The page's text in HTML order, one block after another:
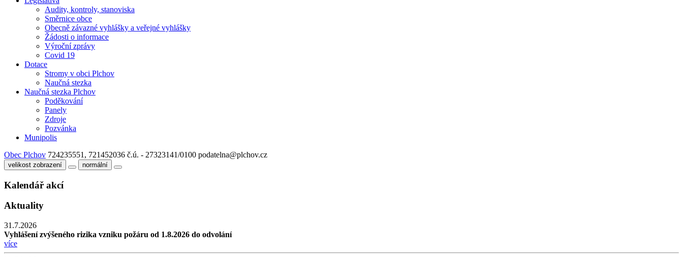
Audity, kontroly, stanoviska
Směrnice obce
Obecně závazné vyhlášky a veřejné vyhlášky
Žádosti o informace
Výroční zprávy
Covid 19
Dotace
Stromy v obci Plchov
Naučná stezka
Naučná stezka Plchov
Poděkování
Panely
Zdroje
Pozvánka
Munipolis
Obec Plchov 724235551, 721452036 č.ú. - 27323141/0100 podatelna@plchov.cz
velikost zobrazení normální
Kalendář akcí
Aktuality
31.7.2026
Vyhlášení zvýšeného rizika vzniku požáru od 1.8.2026 do odvolání
více